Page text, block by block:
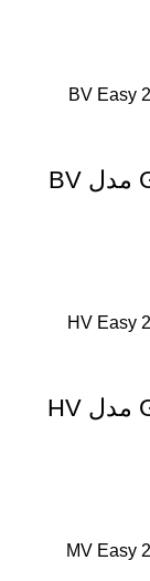
بستنی ساز قیفی ژلماتیک Gelmatic مدل BV
بستنی ساز قیفی ژلماتیک Gelmatic مدل HV